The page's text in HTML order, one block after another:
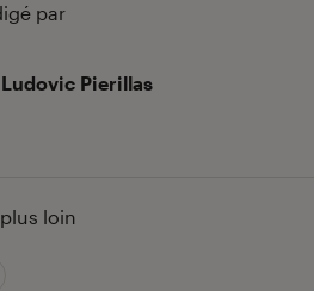
par
Ludovic Pierillas
loin